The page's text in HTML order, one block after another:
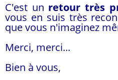
C'est un retour très
vous en suis très
que vous n'imaginez
Merci, merci...
Bien à vous,